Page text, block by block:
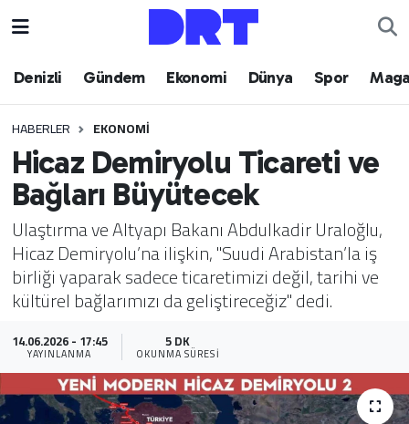
Denizli Gündem Ekonomi Dünya Spor
HABERLER EKONOMI
Hicaz Demiryolu Ticareti ve
Bağları Büyütecek
Ulaştırma ve Altyapı Bakanı Abdulkadir Uraloğlu,
Hicaz Demiryolu’na ilişkin, "Suudi Arabistan’la iş
birliği yaparak sadece ticaretimizi değil, tarihi ve
kültürel bağlarımızı da geliştireceğiz" dedi.
14.06.2026 - 17:45
YAYINLANMA
5 DK
OKUNMA SÜRESI
Denizli
Ekonomi
Dünya
Spor
Magazin
Teknoloji
Yaşam
Hava Durumu
Trafik Durumu
Puan Durumu ve Fikstür
Tüm Manşetler
Son Dakika Haberleri
Haber Arşivi